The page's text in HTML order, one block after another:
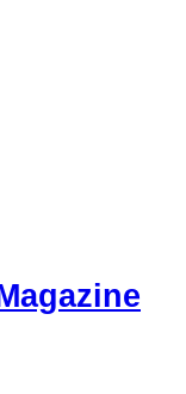
Magazine